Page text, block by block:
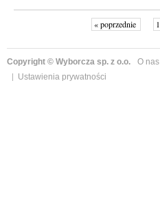
« poprzednie 1
Copyright © Wyborcza sp. z o.o. O nas
Ustawienia prywatności